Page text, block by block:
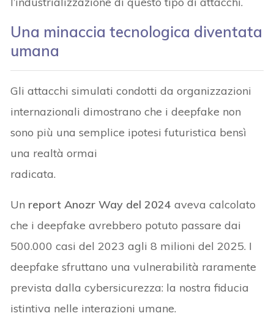
Una minaccia tecnologica diventata
umana
Gli attacchi simulati condotti da organizzazioni
internazionali dimostrano che i deepfake non
sono più una semplice ipotesi futuristica bensì
una realtà ormai
radicata.
Un report Anozr Way del 2024 aveva calcolato
che i deepfake avrebbero potuto passare dai
500.000 casi del 2023 agli 8 milioni del 2025. I
deepfake sfruttano una vulnerabilità raramente
prevista dalla cybersicurezza: la nostra fiducia
istintiva nelle interazioni umane.